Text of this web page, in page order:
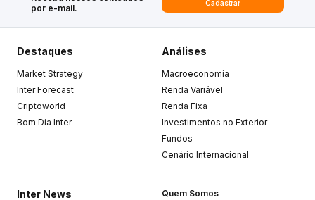
por e-mail.
Cadastrar
Destaques
Market Strategy
Inter Forecast
Criptoworld
Bom Dia Inter
Análises
Macroeconomia
Renda Variável
Renda Fixa
Investimentos no Exterior
Fundos
Cenário Internacional
Inter News Quem Somos